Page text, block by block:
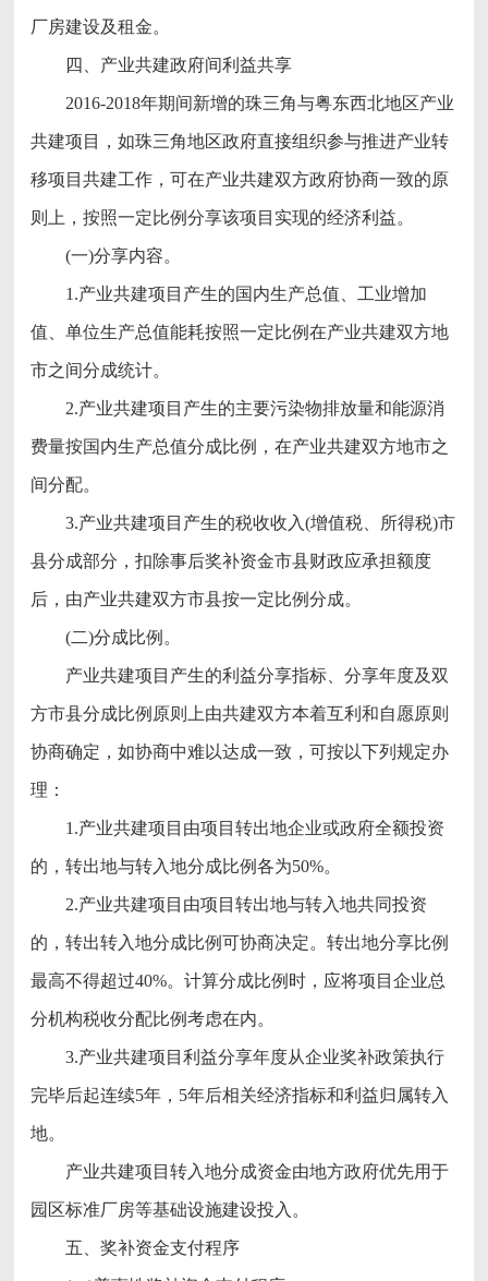
厂房建设及租金。
四、产业共建政府间利益共享
2016-2018年期间新增的珠三角与粤东西北地区产业
共建项目，如珠三角地区政府直接组织参与推进产业转
移项目共建工作，可在产业共建双方政府协商一致的原
则上，按照一定比例分享该项目实现的经济利益。
(一)分享内容。
1.产业共建项目产生的国内生产总值、工业增加
值、单位生产总值能耗按照一定比例在产业共建双方地
市之间分成统计。
2.产业共建项目产生的主要污染物排放量和能源消
费量按国内生产总值分成比例，在产业共建双方地市之
间分配。
3.产业共建项目产生的税收收入(增值税、所得税)市
县分成部分，扣除事后奖补资金市县财政应承担额度
后，由产业共建双方市县按一定比例分成。
(二)分成比例。
产业共建项目产生的利益分享指标、分享年度及双
方市县分成比例原则上由共建双方本着互利和自愿原则
协商确定，如协商中难以达成一致，可按以下列规定办
理：
1.产业共建项目由项目转出地企业或政府全额投资
的，转出地与转入地分成比例各为50%。
2.产业共建项目由项目转出地与转入地共同投资
的，转出转入地分成比例可协商决定。转出地分享比例
最高不得超过40%。计算分成比例时，应将项目企业总
分机构税收分配比例考虑在内。
3.产业共建项目利益分享年度从企业奖补政策执行
完毕后起连续5年，5年后相关经济指标和利益归属转入
地。
产业共建项目转入地分成资金由地方政府优先用于
园区标准厂房等基础设施建设投入。
五、奖补资金支付程序